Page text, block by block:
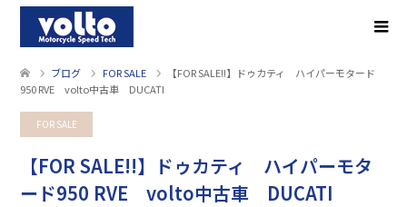
ブログ FOR SALE
【FOR SALE!!】ドゥカティ ハイパーモタード
950 RVE volto中古車 DUCATI
FOR SALE
【FOR SALE!!】ドゥカティ ハイパーモタ
ード950 RVE volto中古車 DUCATI